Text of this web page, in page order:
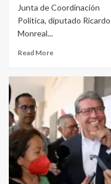
Junta de Coordinación
Política, diputado Ricardo
Monreal...
Read More